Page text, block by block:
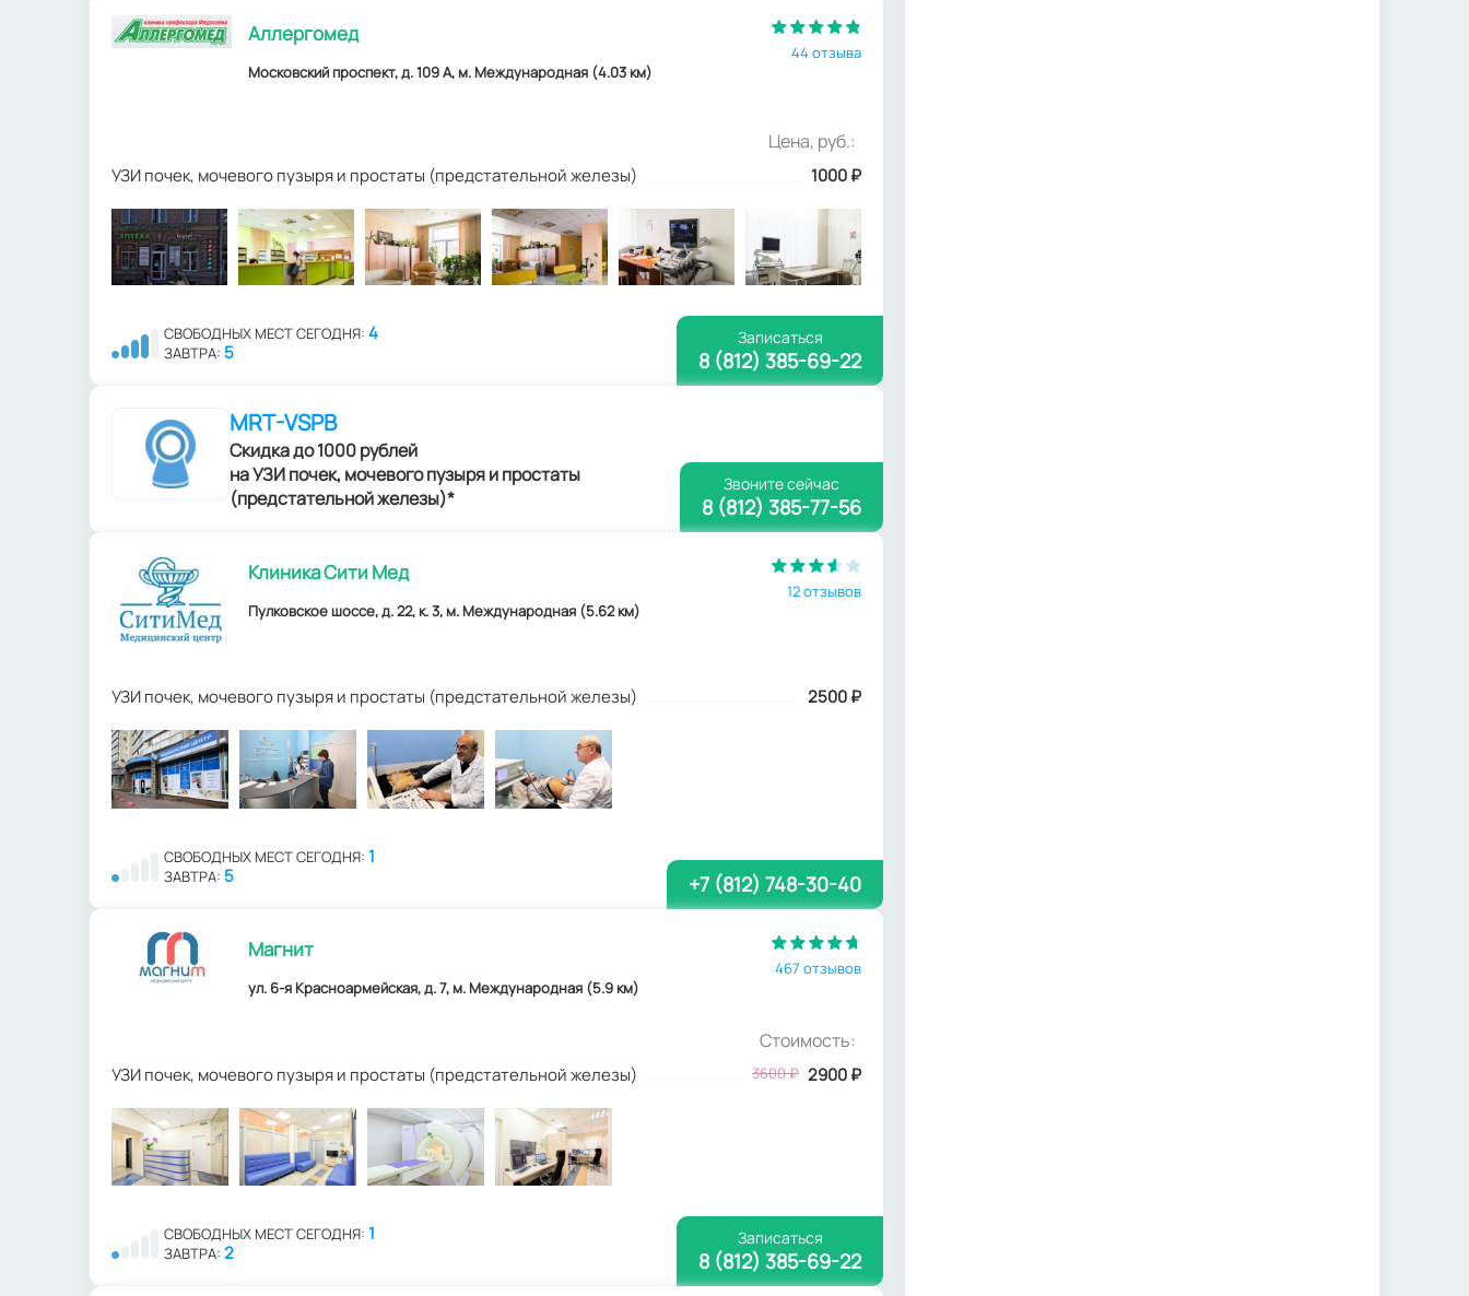
Аллергомед
Московский проспект, д. 109 А, м. Международная (4.03 км)
44 отзыва
Цена, руб.:
УЗИ почек, мочевого пузыря и простаты (предстательной железы) 1000₽
СВОБОДНЫХ МЕСТ СЕГОДНЯ: 4
ЗАВТРА: 5
Записаться
8 (812) 385-69-22
MRT-VSPB
Скидка до 1000 рублей
на УЗИ почек, мочевого пузыря и простаты
(предстательной железы)*
Звоните сейчас
8 (812) 385-77-56
Клиника Сити Мед
Пулковское шоссе, д. 22, к. 3, м. Международная (5.62 км)
12 отзывов
УЗИ почек, мочевого пузыря и простаты (предстательной железы) 2500₽
СВОБОДНЫХ МЕСТ СЕГОДНЯ: 1
ЗАВТРА: 5 +7 (812) 748-30-40
Магнит
ул. 6-я Красноармейская, д. 7, м. Международная (5.9 км)
467 отзывов
Стоимость:
УЗИ почек, мочевого пузыря и простаты (предстательной железы) 3600₽ 2900₽
СВОБОДНЫХ МЕСТ СЕГОДНЯ: 1
ЗАВТРА: 2
Записаться
8 (812) 385-69-22